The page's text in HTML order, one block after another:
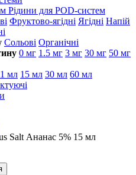
Рідини для POD-систем
Фруктово-ягідні Ягідні Напій
Сольові Органічні
0 мг 1.5 мг 3 мг 30 мг 50 мг
мл 15 мл 30 мл 60 мл
Salt Ананас 5% 15 мл